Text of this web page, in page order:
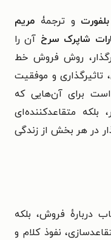
و ترجمۀ مریم
شاپرک سرخ آن را
روش فروش خط
تاثیرگذاری و موفقیت
برای آن‌هایی که
بلکه متقاعدکننده‌ای
در هر بخش از زندگی
دربارهٔ فروش، بلکه
نفوذ کلام و